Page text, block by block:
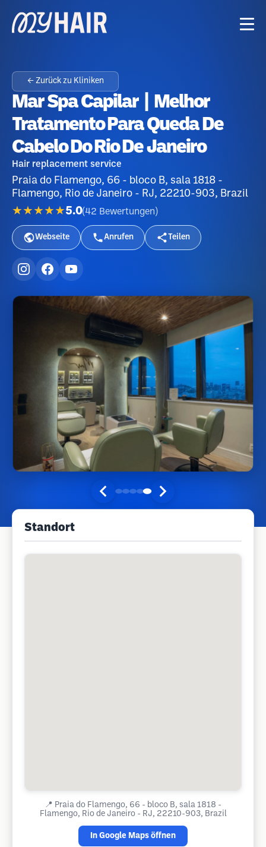
← Zurück zu Kliniken
Mar Spa Capilar | Melhor
Tratamento Para Queda De
Cabelo Do Rio De Janeiro
Hair replacement service
Praia do Flamengo, 66 - bloco B, sala 1818 -
Flamengo, Rio de Janeiro - RJ, 22210-903, Brazil
★★★★★5.0(42 Bewertungen )
Webseite Anrufen Teilen
Standort
📍 Praia do Flamengo, 66 - bloco B, sala 1818 -
Flamengo, Rio de Janeiro - RJ, 22210-903, Brazil
In Google Maps öffnen